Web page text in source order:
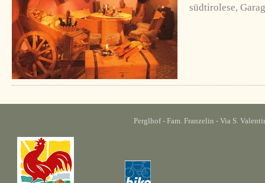
südtirolese,
Perglhof - Fam. Franzelin - Via S.